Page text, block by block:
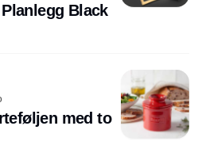
Black
med to